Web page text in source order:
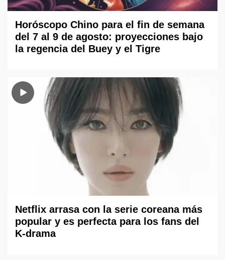
Horóscopo Chino para el fin de semana
del 7 al 9 de agosto: proyecciones bajo
la regencia del Buey y el Tigre
Netflix arrasa con la serie coreana más
popular y es perfecta para los fans del
K-drama